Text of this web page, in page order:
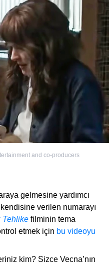
and co-producers
gelmesine yardımcı
verilen numarayı
Tehlike filminin tema
etmek için bu videoyu
kim? Sizce Vecna’nın